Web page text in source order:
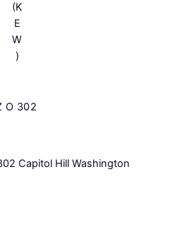
(K
E
W
)
O 302
Capitol Hill Washington